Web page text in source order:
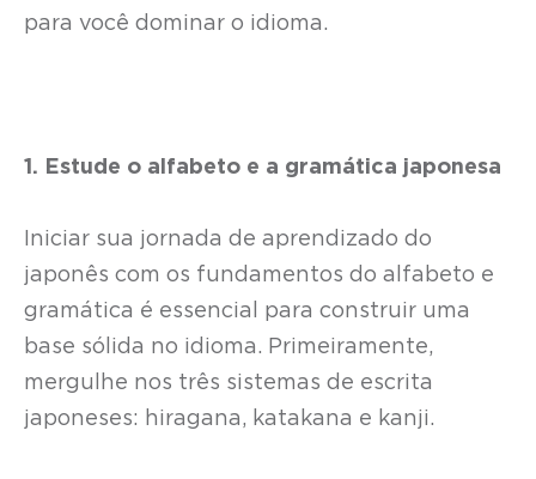
para você dominar o idioma.
1. Estude o alfabeto e a gramática japonesa
Iniciar sua jornada de aprendizado do
japonês com os fundamentos do alfabeto e
gramática é essencial para construir uma
base sólida no idioma. Primeiramente,
mergulhe nos três sistemas de escrita
japoneses: hiragana, katakana e kanji.